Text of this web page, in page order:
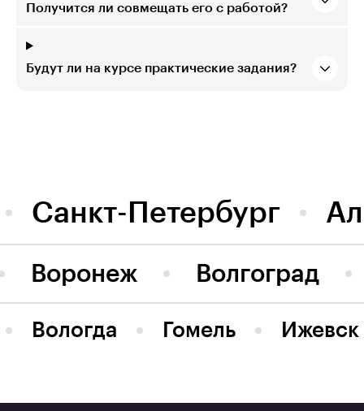
Получится ли совмещать его с работой?
Будут ли на курсе практические задания?
Санкт-Петербург
Волгоград
Воронеж
Вологда Гомель Ижевск